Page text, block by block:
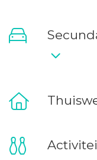
2. De
cultuur. In plaats
gezelligheid. We
zijn allemaal
Wij zijn het